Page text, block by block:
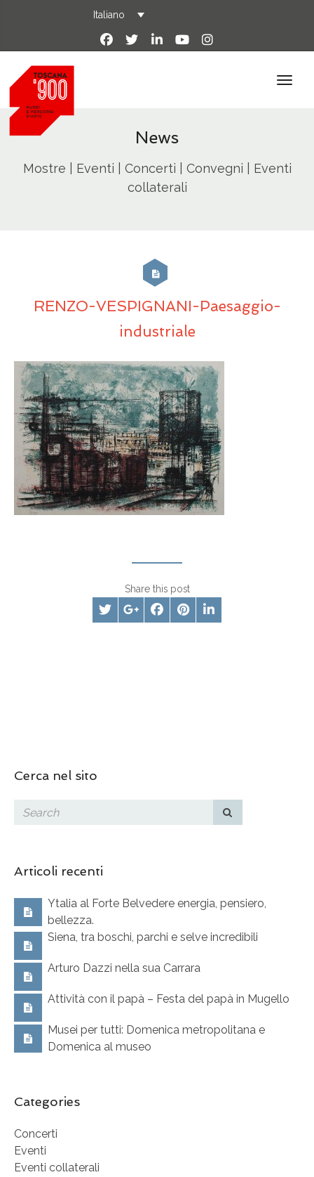
Italiano
News
Mostre | Eventi | Concerti | Convegni | Eventi
collaterali
RENZO-VESPIGNANI-Paesaggio-
industriale
Share this post
Cerca nel sito
Articoli recenti
Ytalia al Forte Belvedere energia, pensiero,
bellezza.
Siena, tra boschi, parchi e selve incredibili
Arturo Dazzi nella sua Carrara
Attività con il papà – Festa del papà in Mugello
Musei per tutti: Domenica metropolitana e
Domenica al museo
Categories
Concerti
Eventi
Eventi collaterali